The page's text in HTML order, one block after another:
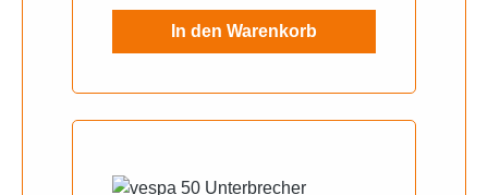
In den Warenkorb